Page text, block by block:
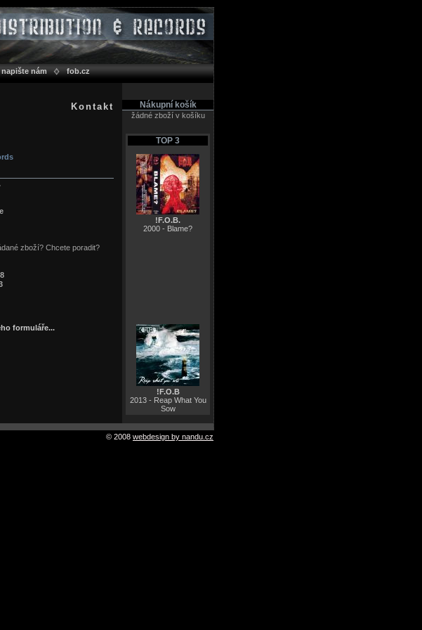
napište nám fob.cz
Kontakt
zboží? Chcete poradit?
formuláře...
Nákupní košík
žádné zboží v košíku
TOP 3
!F.O.B.
2000 - Blame?
!F.O.B
2013 - Reap What You
Sow
© 2008 webdesign by nandu.cz